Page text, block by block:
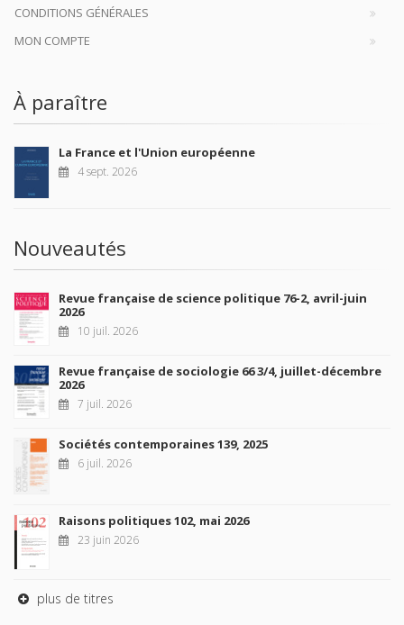
CONDITIONS GÉNÉRALES
MON COMPTE
À paraître
La France et l'Union européenne
4 sept. 2026
Nouveautés
Revue française de science politique 76-2, avril-juin
2026
10 juil. 2026
Revue française de sociologie 66 3/4, juillet-décembre
2026
7 juil. 2026
Sociétés contemporaines 139, 2025
6 juil. 2026
Raisons politiques 102, mai 2026
23 juin 2026
plus de titres